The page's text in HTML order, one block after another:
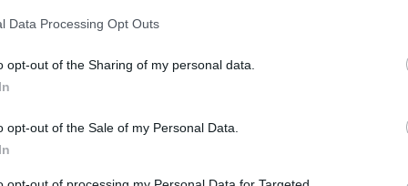
Data Processing Opt Outs
opt-out of the Sharing of my personal data.
opt-out of the Sale of my Personal Data.
από τους στόλους της Βαλτικής και του
under attack last night. You can see that
were 'suppressed' by air defenses… Turn up
the volume.